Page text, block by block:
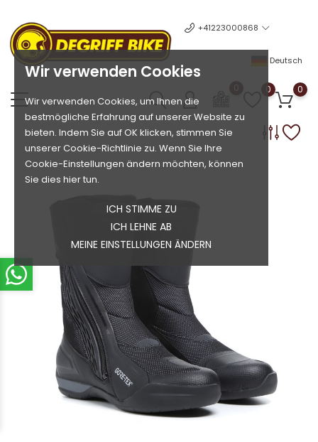
Wir verwenden Cookies
Wir verwenden Cookies, um Ihnen die
bestmögliche Erfahrung auf unserer Website zu
bieten. Indem Sie auf OK klicken, stimmen Sie
unserer Cookie-Richtlinie zu. Wenn Sie Ihre
Cookie-Einstellungen ändern möchten, können
Sie dies hier tun.
ICH STIMME ZU
ICH LEHNE AB
MEINE EINSTELLUNGEN ÄNDERN
+41223000868
Deutsch
0 0